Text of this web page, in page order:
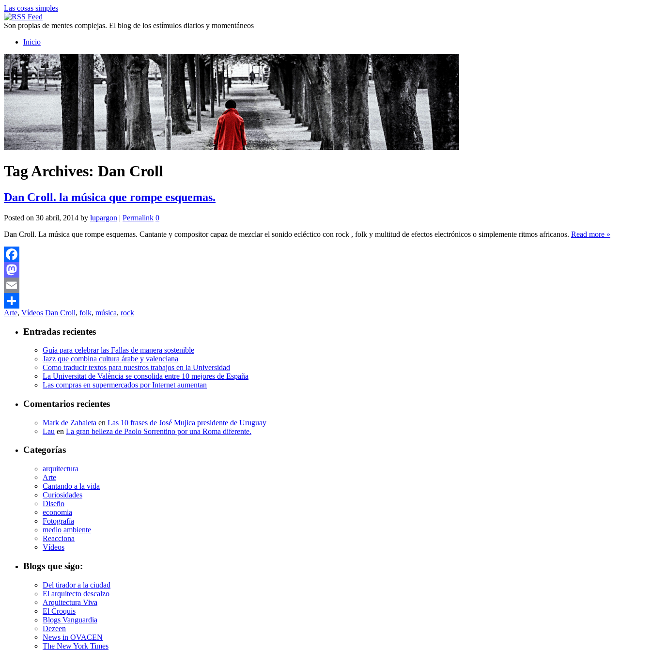
Las cosas simples
Son propias de mentes complejas. El blog de los estímulos diarios y momentáneos
Inicio
Tag Archives: Dan Croll
Dan Croll. la música que rompe esquemas.
Posted on 30 abril, 2014 by lupargon | Permalink 0
Dan Croll. La música que rompe esquemas. Cantante y compositor capaz de mezclar el sonido ecléctico con rock , folk y multitud de efectos electrónicos o simplemente ritmos africanos. Read more »
Facebook
Mastodon
Email
Compartir
Arte, Vídeos Dan Croll, folk, música, rock
Entradas recientes
Guía para celebrar las Fallas de manera sostenible
Jazz que combina cultura árabe y valenciana
Como traducir textos para nuestros trabajos en la Universidad
La Universitat de València se consolida entre 10 mejores de España
Las compras en supermercados por Internet aumentan
Comentarios recientes
Mark de Zabaleta en Las 10 frases de José Mujica presidente de Uruguay
Lau en La gran belleza de Paolo Sorrentino por una Roma diferente.
Categorías
arquitectura
Arte
Cantando a la vida
Curiosidades
Diseño
economia
Fotografía
medio ambiente
Reacciona
Vídeos
Blogs que sigo:
Del tirador a la ciudad
El arquitecto descalzo
Arquitectura Viva
El Croquis
Blogs Vanguardia
Dezeen
News in OVACEN
The New York Times